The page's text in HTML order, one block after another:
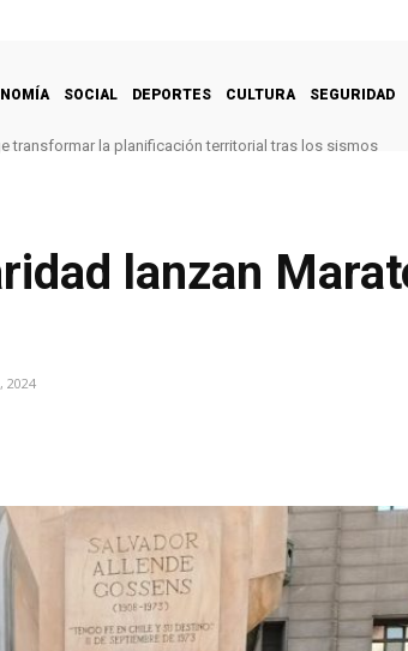
SOCIAL DEPORTES CULTURA SEGURIDAD
transformar la planificación territorial tras los sismos
lanzan
2024